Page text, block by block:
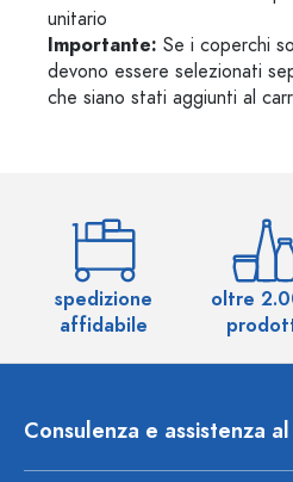
unitario
Importante: Se i coperchi
devono essere selezionati
che siano stati aggiunti al
spedizione
affidabile
oltre
Consulenza e assistenza